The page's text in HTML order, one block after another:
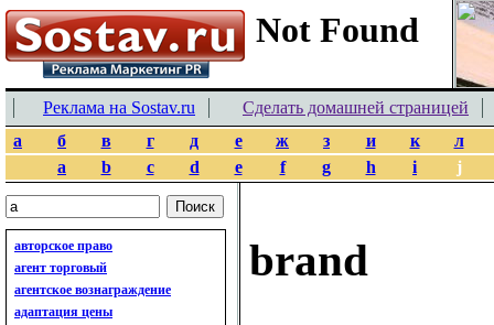
Реклама на Sostav.ru
Сделать домашней страницей
а
б в г д е ж з и к
л
a
b c d e f g h i j
авторское право
агент торговый
агентское вознаграждение
адаптация цены
brand